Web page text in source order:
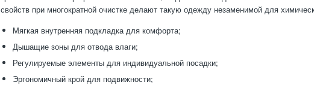
свойств при многократной очистке делают такую одежду незаменимой для
Мягкая внутренняя подкладка для комфорта;
Дышащие зоны для отвода влаги;
Регулируемые элементы для индивидуальной посадки;
Эргономичный крой для подвижности;